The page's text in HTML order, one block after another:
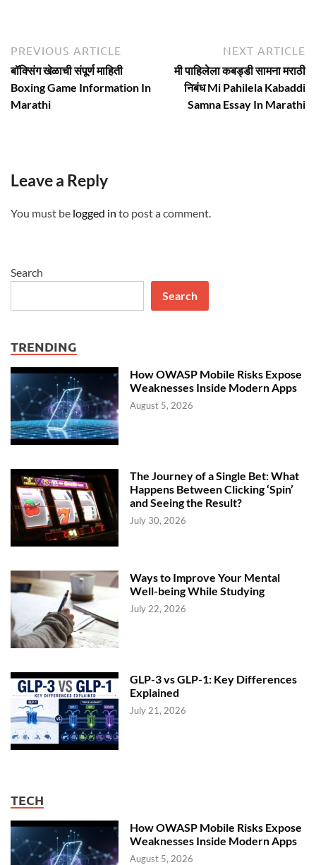
Post
navigation
PREVIOUS ARTICLE
article:
बॉक्सिंग खेळाची संपूर्ण माहिती
Boxing Game Information In
Marathi
NEXT ARTICLE
मी पाहिलेला कबड्डी सामना मराठी
निबंध Mi Pahilela Kabaddi
Samna Essay In Marathi
Leave a Reply
You must be logged in to post a comment.
Search
Search
TRENDING
How OWASP Mobile Risks Expose
Weaknesses Inside Modern Apps
August 5, 2026
The Journey of a Single Bet: What
Happens Between Clicking ‘Spin’
and Seeing the Result?
July 30, 2026
Ways to Improve Your Mental
Well-being While Studying
July 22, 2026
GLP-3 vs GLP-1: Key Differences
Explained
July 21, 2026
TECH
How OWASP Mobile Risks Expose
Weaknesses Inside Modern Apps
August 5, 2026